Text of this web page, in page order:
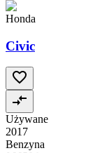
Honda
Civic
Używane
2017
Benzyna